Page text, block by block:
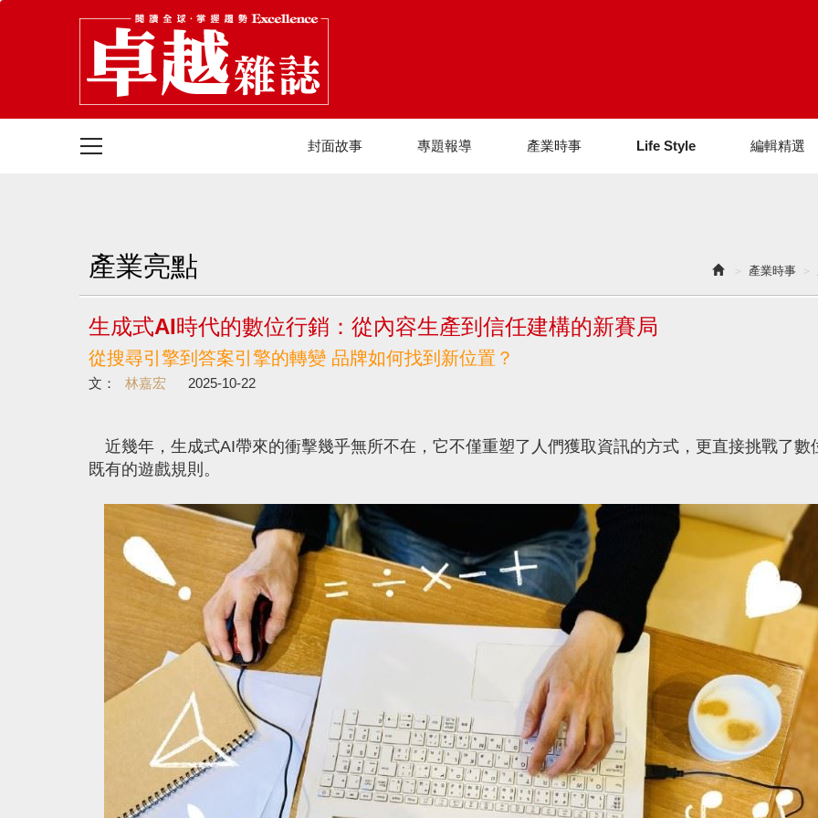
封面故事 專題報導 產業時事 Life Style 編輯精選
產業時事
產業亮點
生成式AI時代的數位行銷：從內容生產到信任建構的新賽局
從搜尋引擎到答案引擎的轉變 品牌如何找到新位置？
文： 林嘉宏 2025-10-22
近幾年，生成式AI帶來的衝擊幾乎無所不在，它不僅重塑了人們獲取資訊的方式，更直接挑戰了數
既有的遊戲規則。